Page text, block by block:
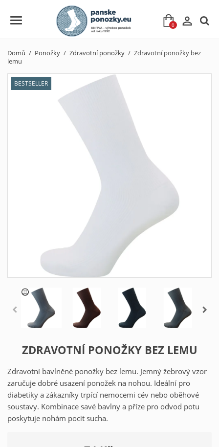
0 
Domů Ponožky Zdravotní ponožky
Zdravotní ponožky bez
lemu
BESTSELLER
ZDRAVOTNÍ PONOŽKY BEZ LEMU
Zdravotní bavlněné ponožky bez lemu. Jemný žebrový vzor
zaručuje dobré usazení ponožek na nohou. Ideální pro
diabetiky a zákazníky trpící nemocemi cév nebo oběhové
soustavy. Kombinace savé bavlny a příze pro odvod potu
poskytuje nohám pocit sucha.